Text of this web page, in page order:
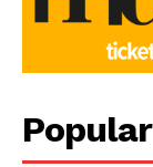
Popular